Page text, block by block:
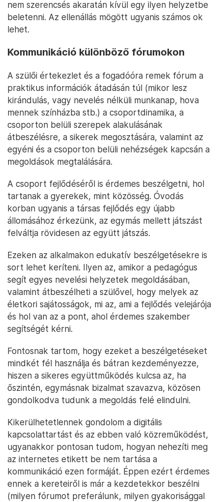
nem szerencsés akaratán kívül egy ilyen helyzetbe
beletenni. Az ellenállás mögött ugyanis számos ok
lehet.
Kommunikáció különböző fórumokon
A szülői értekezlet és a fogadóóra remek fórum a
praktikus információk átadásán túl (mikor lesz
kirándulás, vagy nevelés nélküli munkanap, hova
mennek színházba stb.) a csoportdinamika, a
csoporton belüli szerepek alakulásának
átbeszélésre, a sikerek megosztására, valamint az
egyéni és a csoporton belüli nehézségek kapcsán a
megoldások megtalálására.
A csoport fejlődéséről is érdemes beszélgetni, hol
tartanak a gyerekek, mint közösség. Óvodás
korban ugyanis a társas fejlődés egy újabb
állomásához érkezünk, az egymás mellett játszást
felváltja rövidesen az együtt játszás.
Ezeken az alkalmakon edukatív beszélgetésekre is
sort lehet keríteni. Ilyen az, amikor a pedagógus
segít egyes nevelési helyzetek megoldásában,
valamint átbeszélheti a szülővel, hogy melyek az
életkori sajátosságok, mi az, ami a fejlődés velejárója
és hol van az a pont, ahol érdemes szakember
segítségét kérni.
Fontosnak tartom, hogy ezeket a beszélgetéseket
mindkét fél használja és bátran kezdeményezze,
hiszen a sikeres együttműködés kulcsa az, ha
őszintén, egymásnak bizalmat szavazva, közösen
gondolkodva tudunk a megoldás felé elindulni.
Kikerülhetetlennek gondolom a digitális
kapcsolattartást és az ebben való közreműködést,
ugyanakkor pontosan tudom, hogyan nehezíti meg
az internetes etikett be nem tartása a
kommunikáció ezen formáját. Éppen ezért érdemes
ennek a kereteiről is már a kezdetekkor beszélni
(milyen fórumot preferálunk, milyen gyakorisággal